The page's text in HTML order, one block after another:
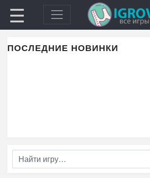
☰
ПОСЛЕДНИЕ НОВИНКИ